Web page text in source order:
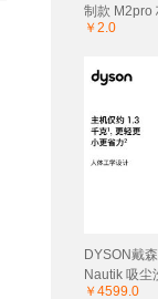
制款 M2pro
￥2.0
DYSON戴
Nautik 吸尘
￥4599.0